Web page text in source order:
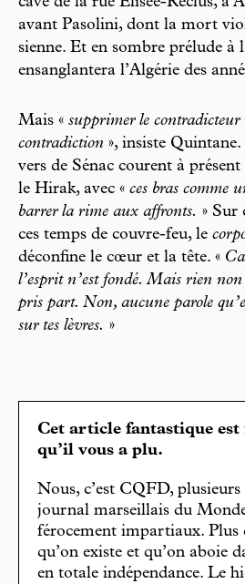
avant Pasolini, dont la mort
sienne. Et en sombre prélude à
ensanglantera l’Algérie des
Mais « supprimer le contradicteur
contradiction », insiste
vers de Sénac courent à
le Hirak, avec « ces bras comme
barrer la rime aux affronts. » Sur
ces temps de couvre-feu, le
déconfine le cœur et la tête. «
l’esprit n’est fondé. Mais rien
pris part. Non, aucune parole
sur tes lèvres. »
Cet article fantastique est
qu’il vous a plu.
Nous, c’est CQFD,
journal marseillais du
férocement impartiaux. Plus
qu’on existe et qu’on aboie
en totale indépendance. Le